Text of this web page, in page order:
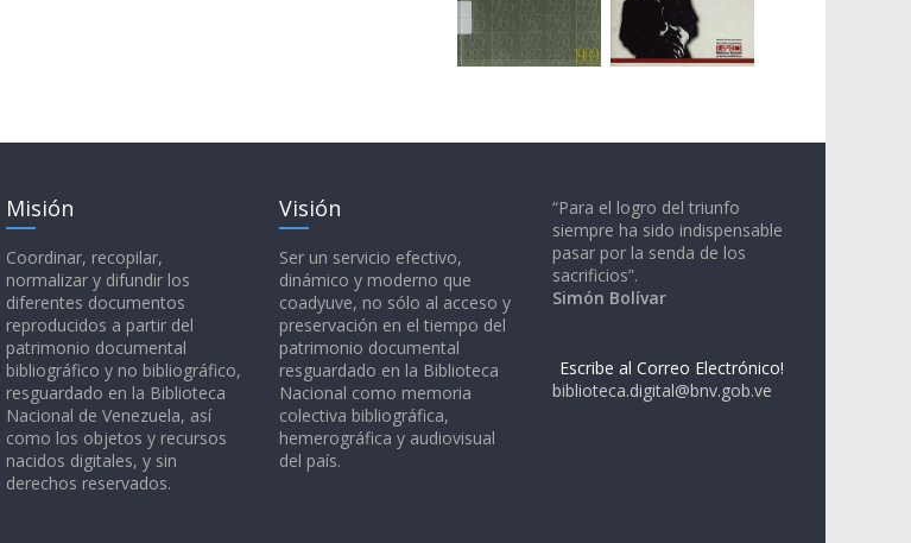
Misión
Coordinar, recopilar,
normalizar y difundir los
diferentes documentos
reproducidos a partir del
patrimonio documental
bibliográfico y no bibliográfico,
resguardado en la Biblioteca
Nacional de Venezuela, así
como los objetos y recursos
nacidos digitales, y sin
derechos reservados.
Visión
Ser un servicio efectivo,
dinámico y moderno que
coadyuve, no sólo al acceso y
preservación en el tiempo del
patrimonio documental
resguardado en la Biblioteca
Nacional como memoria
colectiva bibliográfica,
hemerográfica y audiovisual
del país.
“Para el logro del triunfo
siempre ha sido indispensable
pasar por la senda de los
sacrificios”.
Simón Bolívar
Escribe al Correo Electrónico!
biblioteca.digital@bnv.gob.ve